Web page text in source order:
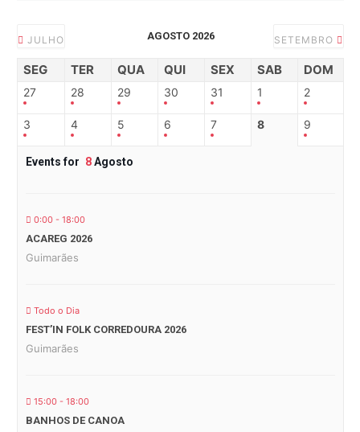
JULHO AGOSTO 2026 SETEMBRO
SEG TER QUA QUI SEX SAB DOM
27 28 29 30 31 1 2
3 4 5 6 7 8 9
Events for 8Agosto
0:00 - 18:00
ACAREG 2026
Guimarães
Todo o Dia
FEST’IN FOLK CORREDOURA 2026
Guimarães
15:00 - 18:00
BANHOS DE CANOA